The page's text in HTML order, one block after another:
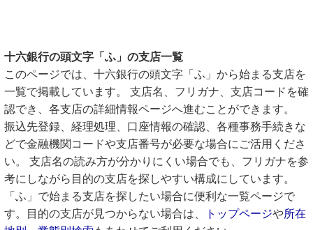
十六銀行の頭文字「ふ」の支店一覧
このページでは、十六銀行の頭文字「ふ」から始まる支店を
一覧で掲載しています。 支店名、フリガナ、支店コードを確
認でき、各支店の詳細情報ページへ進むことができます。
振込先登録、経理処理、口座情報の確認、各種事務手続きな
どで金融機関コードや支店番号が必要な場合にご活用くださ
い。 支店名の読み方が分かりにくい場合でも、フリガナを参
考にしながら目的の支店を探しやすい構成にしています。
「ふ」で始まる支店を探したい場合に便利な一覧ページで
す。目的の支店が見つからない場合は、
トップページや所在